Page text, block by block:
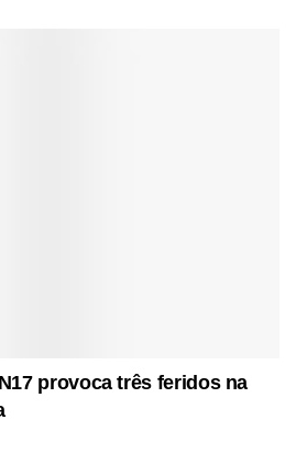
provoca três feridos na